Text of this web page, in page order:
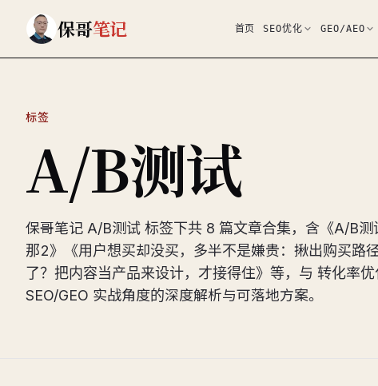
保哥笔记 首页 SEO优化 GEO/AEO
标签
A/B测试
保哥笔记 A/B测试 标签下共 8 篇文章合集，含《A/B
那2》《用户想买却没买，多半不是嫌贵：揪出购买路
了？把内容当产品来设计，才接得住》等，与 转化率
SEO/GEO 实战角度的深度解析与可落地方案。